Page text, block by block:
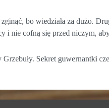
bo wiedziała za dużo.
i nie cofną się przed niczym,
Sekret guwernantki